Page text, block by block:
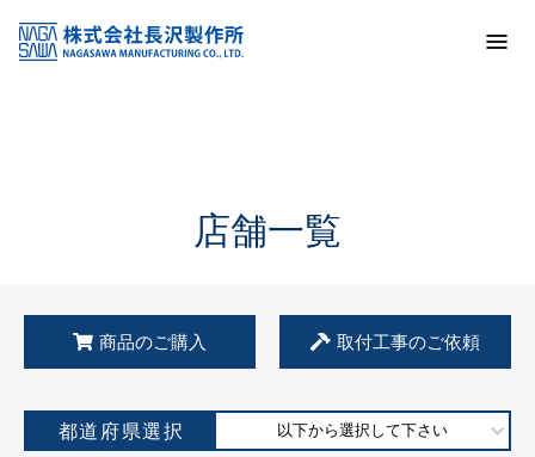
KSS加盟店・取扱店情報
店舗一覧
店舗一覧
商品のご購入 取付工事のご依頼
都道府県選択 以下から選択して下さい